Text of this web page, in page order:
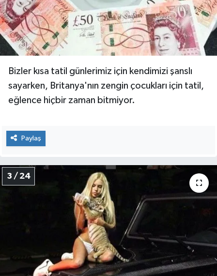
Bizler kısa tatil günlerimiz için kendimizi şanslı
sayarken, Britanya'nın zengin çocukları için tatil,
eğlence hiçbir zaman bitmiyor.
Paylaş
3 / 24